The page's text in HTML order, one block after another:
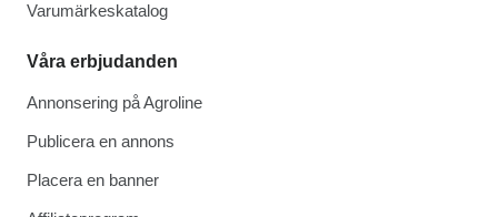
Varumärkeskatalog
Våra erbjudanden
Annonsering på Agroline
Publicera en annons
Placera en banner